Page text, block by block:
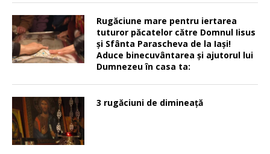
Rugăciune mare pentru iertarea
tuturor păcatelor către Domnul Iisus
şi Sfânta Parascheva de la Iaşi!
Aduce binecuvântarea şi ajutorul lui
Dumnezeu în casa ta:
3 rugăciuni de dimineață